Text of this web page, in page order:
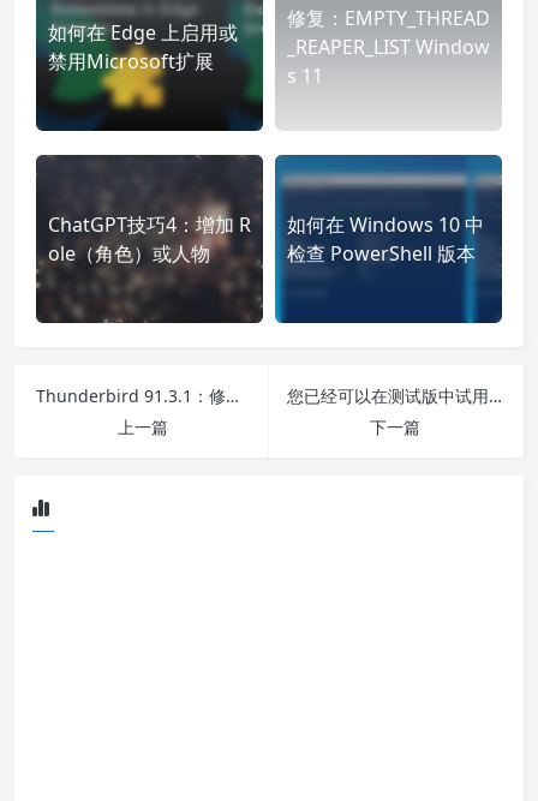
如何在 Edge 上启用或
禁用Microsoft扩展
修复：EMPTY_THREAD
_REAPER_LIST Window
s 11
ChatGPT技巧4：增加 R
ole（角色）或人物
如何在 Windows 10 中
检查 PowerShell 版本
Thunderbird 91.3.1：修复和重要变化
上一篇
您已经可以在测试版中试用适用于 Windows 10 和 11 的全新 WhatsApp
下一篇